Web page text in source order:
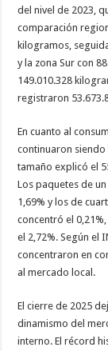
del nivel de 2023,
comparación
kilogramos,
y la zona Sur con
149.010.328
registraron
En cuanto al
continuaron siendo
tamaño explicó el
Los paquetes de
1,69% y los de
concentró el
el 2,72%. Según el
concentraron en
al mercado local.
El cierre de 2025
dinamismo del
interno. El récord